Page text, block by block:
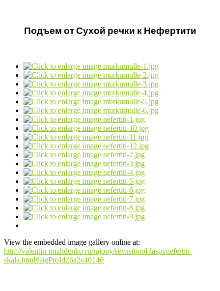
Подъем от Сухой речки к Нефертити
View the embedded image gallery online at:
http://valentin-nuzhdenko.ru/rajony/sevastopol-laspi/nefertiti-
skala.html#sigProId26a2e40146